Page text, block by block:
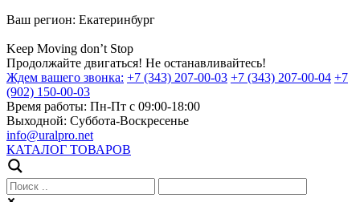
Ваш регион: Екатеринбург
Keep Moving don’t Stop
Продолжайте двигаться! Не останавливайтесь!
Ждем вашего звонка: +7 (343) 207-00-03 +7 (343) 207-00-04 +7
(902) 150-00-03
Время работы: Пн-Пт с 09:00-18:00
Выходной: Суббота-Воскресенье
info@uralpro.net
КАТАЛОГ ТОВАРОВ